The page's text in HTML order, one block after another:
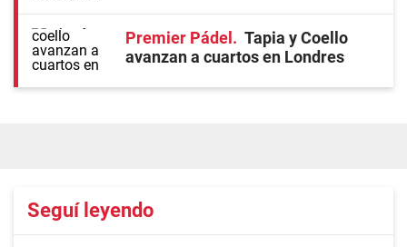
Premier Pádel
Tapia y Coello
avanzan a cuartos en Londres
Seguí leyendo